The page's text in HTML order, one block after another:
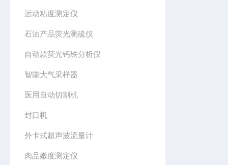
运动粘度测定仪
石油产品荧光测硫仪
自动款荧光钙铁分析仪
智能大气采样器
医用自动切割机
封口机
外卡式超声波流量计
肉品嫩度测定仪